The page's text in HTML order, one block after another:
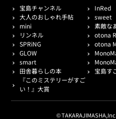
宝島チャンネル
InRed
大人のおしゃれ手帖
sweet
mini
素敵な
リンネル
otona
SPRiNG
otona
GLOW
smart
田舎暮らしの本
宝島す
『このミステリーがすご
い！』大賞
©